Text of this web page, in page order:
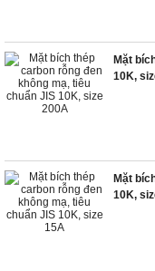
Mặt
10K,
Mặt
10K,